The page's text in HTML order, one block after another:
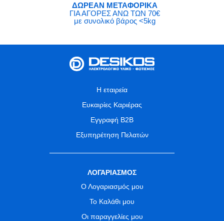
ΔΩΡΕΑΝ ΜΕΤΑΦΟΡΙΚΑ
ΓΙΑ ΑΓΟΡΕΣ ΑΝΩ ΤΩΝ 70€
με συνολικό βάρος <5kg
Η εταιρεία
Ευκαιρίες Καριέρας
Εγγραφή B2B
Εξυπηρέτηση Πελατών
ΛΟΓΑΡΙΑΣΜΟΣ
Ο Λογαριασμός μου
Το Καλάθι μου
Οι παραγγελίες μου